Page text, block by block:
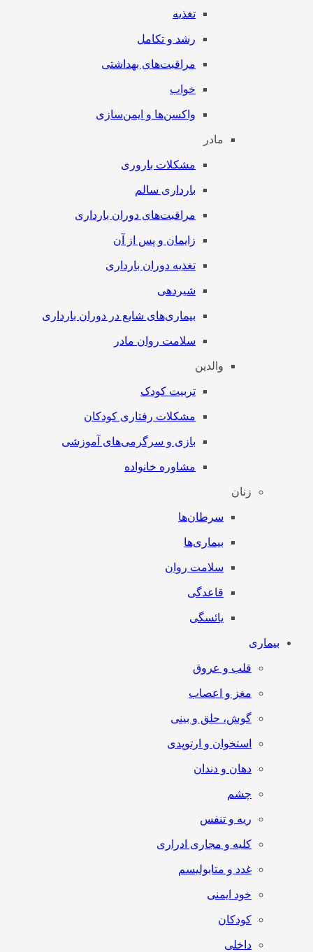
تغذیه
رشد و تکامل
مراقبت‌های بهداشتی
خواب
واکسن‌ها و ایمن‌سازی
مادر
مشکلات باروری
بارداری سالم
مراقبت‌های دوران بارداری
زایمان و پس از آن
تغذیه دوران بارداری
شیردهی
بیماری‌های شایع در دوران بارداری
سلامت روان مادر
والدین
تربیت کودک
مشکلات رفتاری کودکان
بازی و سرگرمی‌های آموزشی
مشاوره خانواده
زنان
سرطان‌‌ها
بیماری‌ها
سلامت روان
قاعدگی
یائسگی
بیماری
قلب و عروق
مغز و اعصاب
گوش، حلق و بینی
استخوان و ارتوپدی
دهان و دندان
چشم
ریه و تنفس
کلیه و مجاری ادراری
غدد و متابولیسم
خود ایمنی
کودکان
داخلی